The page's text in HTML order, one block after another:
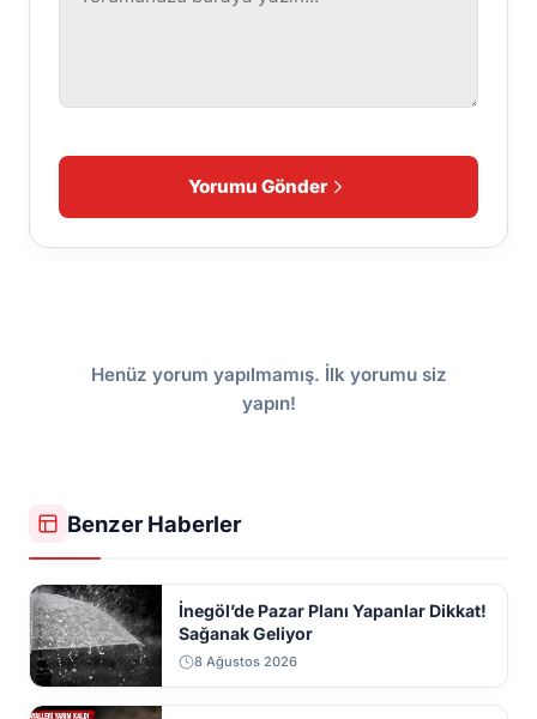
Yorumu Gönder
Henüz yorum yapılmamış. İlk yorumu siz
yapın!
Benzer Haberler
İnegöl’de Pazar Planı Yapanlar Dikkat!
Sağanak Geliyor
8 Ağustos 2026